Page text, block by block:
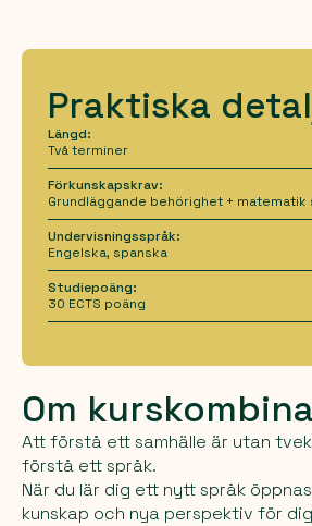
Praktiska
Längd:
Två terminer
Förkunskapskrav:
Grundläggande behörighet + matematik
Undervisningsspråk:
Engelska, spanska
Studiepoäng:
30 ECTS poäng
Om
Att förstå ett samhälle är utan
förstå ett språk.
När du lär dig ett nytt språk
kunskap och nya perspektiv för